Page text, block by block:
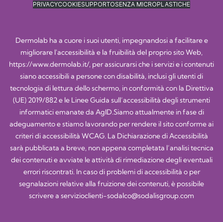
PRIVACYCOOKIESUPPORTOSENZA MICROPLASTICHE
Dermolab ha a cuore i suoi utenti, impegnandosi a facilitare e
migliorare l'accessibilità e la fruibilità del proprio sito Web,
https://www.dermolab.it/, per assicurarsi che i servizi e i contenuti
siano accessibili a persone con disabilità, inclusi gli utenti di
tecnologia di lettura dello schermo, in conformità con la Direttiva
(UE) 2019/882 e le Linee Guida sull’accessibilità degli strumenti
informatici emanate da AgID.Siamo attualmente in fase di
adeguamento e stiamo lavorando per rendere il sito conforme ai
criteri di accessibilità WCAG. La Dichiarazione di Accessibilità
sarà pubblicata a breve, non appena completata l’analisi tecnica
dei contenuti e avviate le attività di rimediazione degli eventuali
errori riscontrati. In caso di problemi di accessibilità o per
segnalazioni relative alla fruizione dei contenuti, è possibile
scrivere a servizioclienti-sodalco@sodalisgroup.com